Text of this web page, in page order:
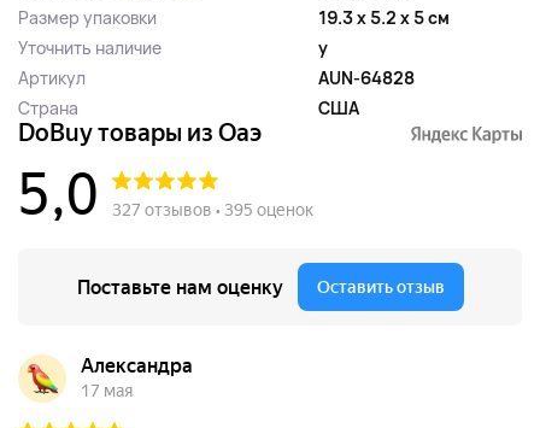
Размер упаковки
19.3 x 5.2 x 5 см
Уточнить наличие
y
Артикул
AUN-64828
Страна
США